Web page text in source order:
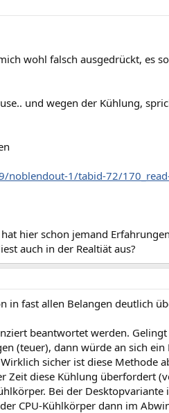
wohl falsch ausgedrückt, es
und wegen der Kühlung,
noblendout-1/tabid-72/
hier schon jemand
auch in der Realtiät aus?
fast allen Belangen deutlich
beantwortet werden.
(teuer), dann würde an sich
sicher ist diese Methode
Zeit diese Kühlung überfordert
Bei der Desktopvariante
CPU-Kühlkörper dann im